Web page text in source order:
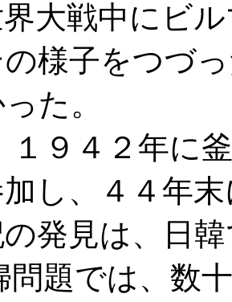
大戦中にビ
様子をつづ
た。
１９４２年に
し、４４年
の発見は、日
問題では、数